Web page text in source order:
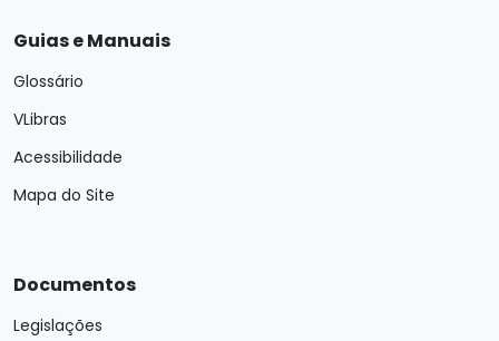
Guias e Manuais
Glossário
VLibras
Acessibilidade
Mapa do Site
Documentos
Legislações